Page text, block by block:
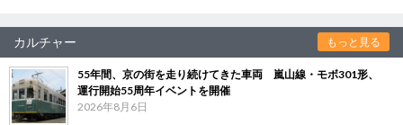
カルチャー もっと見る
55年間、京の街を走り続けてきた車両 嵐山線・モボ301形、
運行開始55周年イベントを開催
2026年8月6日